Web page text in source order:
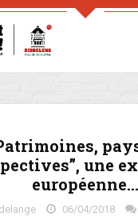
une
européenne…
06/04/2018